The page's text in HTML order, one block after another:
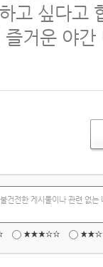
고 싶다고
즐거운 야
건전한 게시물이나 관련 없